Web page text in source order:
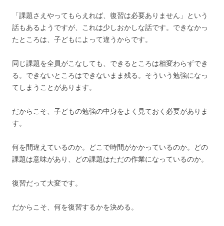
「課題さえやってもらえれば、復習は必要ありません」という
話もあるようですが、これは少しおかしな話です。できなかっ
たところは、子どもによって違うからです。
同じ課題を全員がこなしても、できるところは相変わらずでき
る。できないところはできないまま残る。そういう勉強になっ
てしまうことがあります。
だからこそ、子どもの勉強の中身をよく見ておく必要がありま
す。
何を間違えているのか。どこで時間がかかっているのか。どの
課題は意味があり、どの課題はただの作業になっているのか。
復習だって大変です。
だからこそ、何を復習するかを決める。